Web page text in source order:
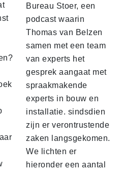
Bureau Stoer, een
podcast waarin
Thomas van Belzen
samen met een team
van experts het
gesprek aangaat met
spraakmakende
experts in bouw en
installatie. sindsdien
zijn er verontrustende
zaken langsgekomen.
We lichten er
hieronder een aantal